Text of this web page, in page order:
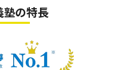
塾の特長